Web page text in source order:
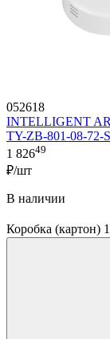
052618
INTELLIGENT
TY-ZB-801-08-72-
1 82649
₽/шт
В наличии
Коробка (картон)